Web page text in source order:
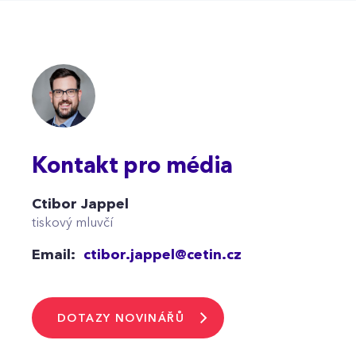
Kontakt pro média
Ctibor Jappel
tiskový mluvčí
Email: ctibor.jappel@cetin.cz
DOTAZY NOVINÁŘŮ